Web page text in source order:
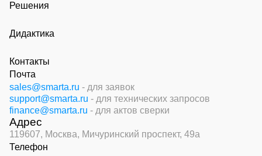
Решения
Дидактика
Контакты
Почта
sales@smarta.ru - для заявок
support@smarta.ru - для технических запросов
finance@smarta.ru - для актов сверки
Адрес
119607, Москва, Мичуринский проспект, 49а
Телефон